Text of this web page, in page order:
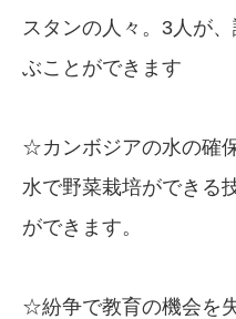
スタンの人々。3人が
ぶことができます
☆カンボジアの水の確
水で野菜栽培ができる
ができます。
☆紛争で教育の機会を